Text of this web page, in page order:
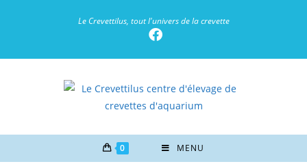
Le Crevettilus, tout l'univers de la crevette
0 MENU